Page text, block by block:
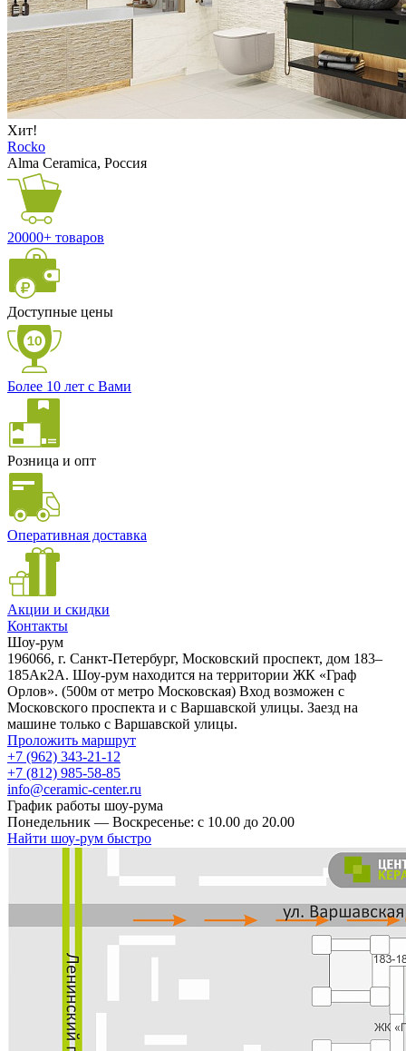
Хит!
Rocko
Alma Ceramica, Россия
20000+ товаров
Доступные цены
Более 10 лет с Вами
Розница и опт
Оперативная доставка
Акции и скидки
Контакты
Шоу-рум
196066, г. Санкт-Петербург, Московский проспект, дом 183–
185Ак2А. Шоу-рум находится на территории ЖК «Граф
Орлов». (500м от метро Московская) Вход возможен с
Московского проспекта и с Варшавской улицы. Заезд на
машине только с Варшавской улицы.
Проложить маршрут
+7 (962) 343-21-12
+7 (812) 985-58-85
info@ceramic-center.ru
График работы шоу-рума
Понедельник — Воскресенье: с 10.00 до 20.00
Найти шоу-рум быстро